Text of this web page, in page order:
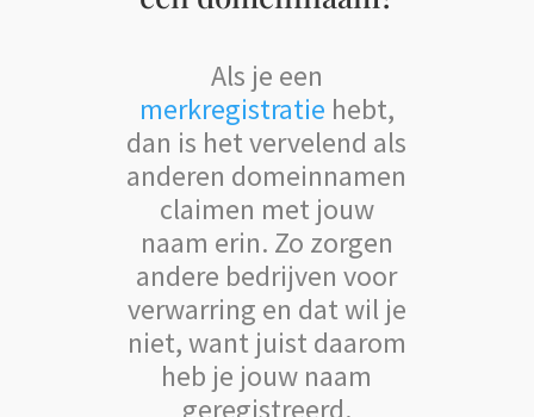
Als je een
merkregistratie hebt,
dan is het vervelend als
anderen domeinnamen
claimen met jouw
naam erin. Zo zorgen
andere bedrijven voor
verwarring en dat wil je
niet, want juist daarom
heb je jouw naam
geregistreerd.